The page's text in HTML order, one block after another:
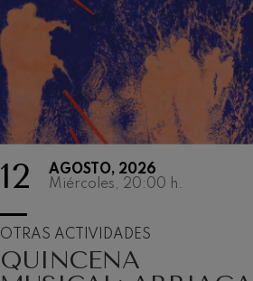
12
AGOSTO, 2026
Miércoles, 20:00 h.
OTRAS ACTIVIDADES
QUINCENA